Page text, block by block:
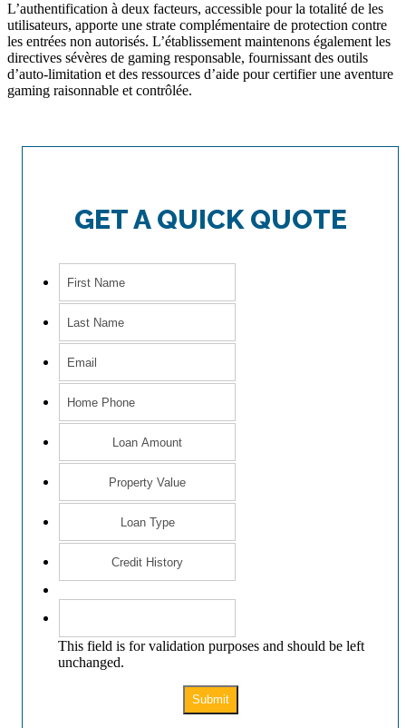
L’authentification à deux facteurs, accessible pour la totalité de les
utilisateurs, apporte une strate complémentaire de protection contre
les entrées non autorisés. L’établissement maintenons également les
directives sévères de gaming responsable, fournissant des outils
d’auto-limitation et des ressources d’aide pour certifier une aventure
gaming raisonnable et contrôlée.
GET A QUICK QUOTE
This field is for validation purposes and should be left
unchanged.